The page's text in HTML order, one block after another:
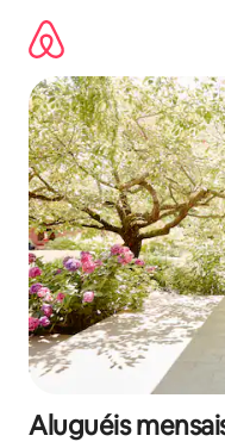
para
conteúdo
Aluguéis